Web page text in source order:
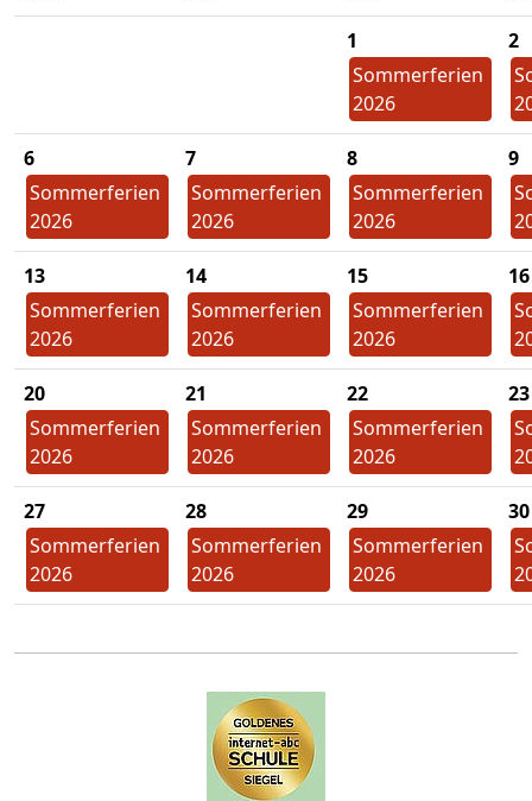
1
Sommerferien
2026
2
6
Sommerferien
2026
7
Sommerferien
2026
8
Sommerferien
2026
9
13
Sommerferien
2026
14
Sommerferien
2026
15
Sommerferien
2026
16
20
Sommerferien
2026
21
Sommerferien
2026
22
Sommerferien
2026
23
27
Sommerferien
2026
28
Sommerferien
2026
29
Sommerferien
2026
30